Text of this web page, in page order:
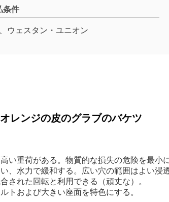
条件
ウェスタン・ユニオン
レンジの皮のグラブのバケツ
重荷がある。物質的な損失の危険を最小
水力で緩和する。広い穴の範囲はよい浸
された回転と利用できる（頑丈な）。
トおよび大きい座面を特色にする。